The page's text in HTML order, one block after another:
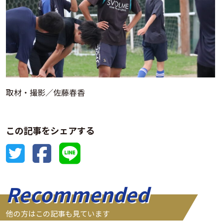
取材・撮影／佐藤春香
この記事をシェアする
Recommended
他の方はこの記事も見ています